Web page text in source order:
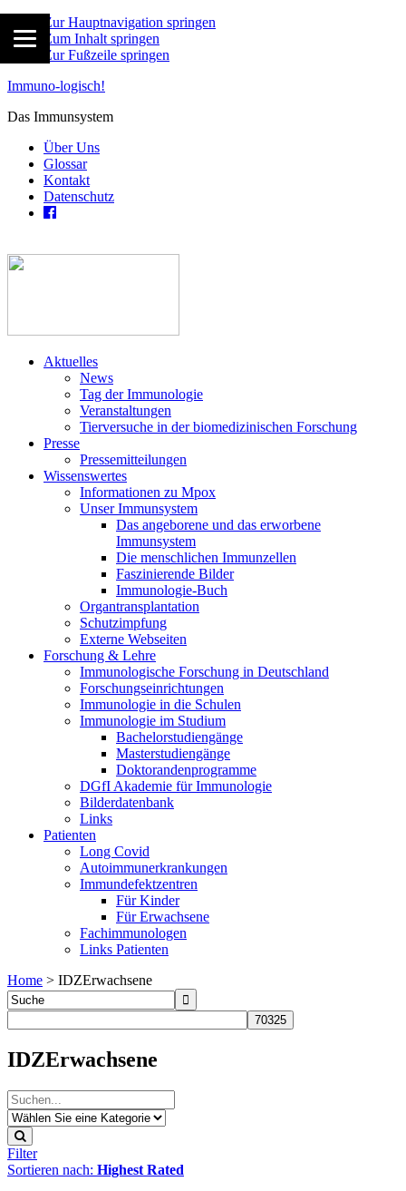
Zur Hauptnavigation springen
Zum Inhalt springen
Zur Fußzeile springen
Immuno-logisch!
Das Immunsystem
Über Uns
Glossar
Kontakt
Datenschutz
Aktuelles
News
Tag der Immunologie
Veranstaltungen
Tierversuche in der biomedizinischen Forschung
Presse
Pressemitteilungen
Wissenswertes
Informationen zu Mpox
Unser Immunsystem
Das angeborene und das erworbene
Immunsystem
Die menschlichen Immunzellen
Faszinierende Bilder
Immunologie-Buch
Organtransplantation
Schutzimpfung
Externe Webseiten
Forschung & Lehre
Immunologische Forschung in Deutschland
Forschungseinrichtungen
Immunologie in die Schulen
Immunologie im Studium
Bachelorstudiengänge
Masterstudiengänge
Doktorandenprogramme
DGfI Akademie für Immunologie
Bilderdatenbank
Links
Patienten
Long Covid
Autoimmunerkrankungen
Immundefektzentren
Für Kinder
Für Erwachsene
Fachimmunologen
Links Patienten
Home > IDZErwachsene
IDZErwachsene
Filter
Sortieren nach: Highest Rated